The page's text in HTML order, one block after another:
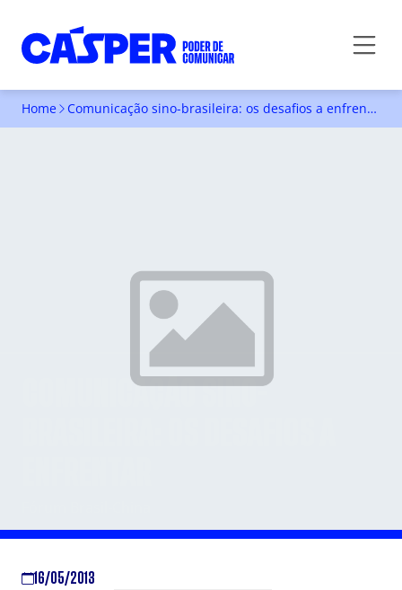
Home Comunicação sino-brasileira: os desafios a enfrentar
COMUNICAÇÃO SINO-
16/05/2013